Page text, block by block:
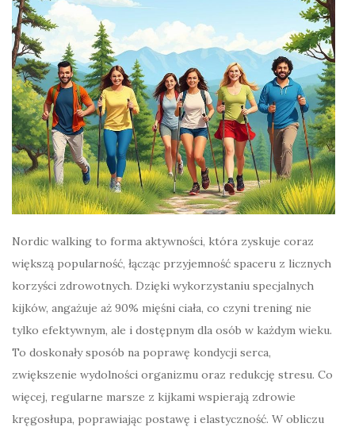
Nordic walking to forma aktywności, która zyskuje coraz
większą popularność, łącząc przyjemność spaceru z licznych
korzyści zdrowotnych. Dzięki wykorzystaniu specjalnych
kijków, angażuje aż 90% mięśni ciała, co czyni trening nie
tylko efektywnym, ale i dostępnym dla osób w każdym wieku.
To doskonały sposób na poprawę kondycji serca,
zwiększenie wydolności organizmu oraz redukcję stresu. Co
więcej, regularne marsze z kijkami wspierają zdrowie
kręgosłupa, poprawiając postawę i elastyczność. W obliczu